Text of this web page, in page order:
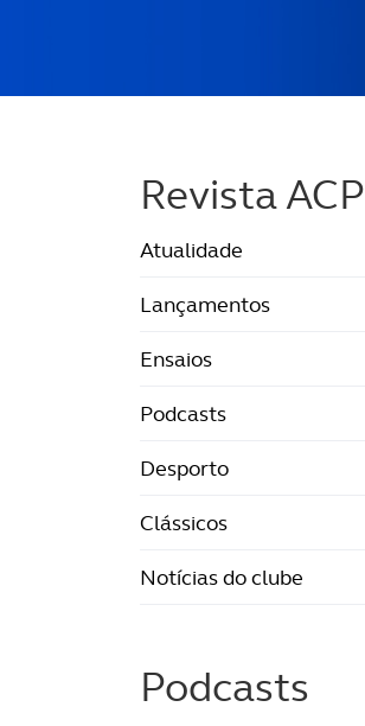
Revista ACP
Atualidade
Lançamentos
Ensaios
Podcasts
Desporto
Clássicos
Notícias do clube
Podcasts